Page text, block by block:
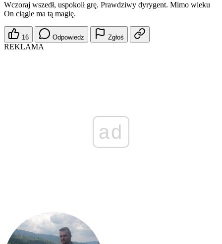
Wczoraj wszedł, uspokoił grę. Prawdziwy dyrygent. Mimo wieku
On ciągle ma tą magię.
16 Odpowiedz Zgłoś
REKLAMA
ad